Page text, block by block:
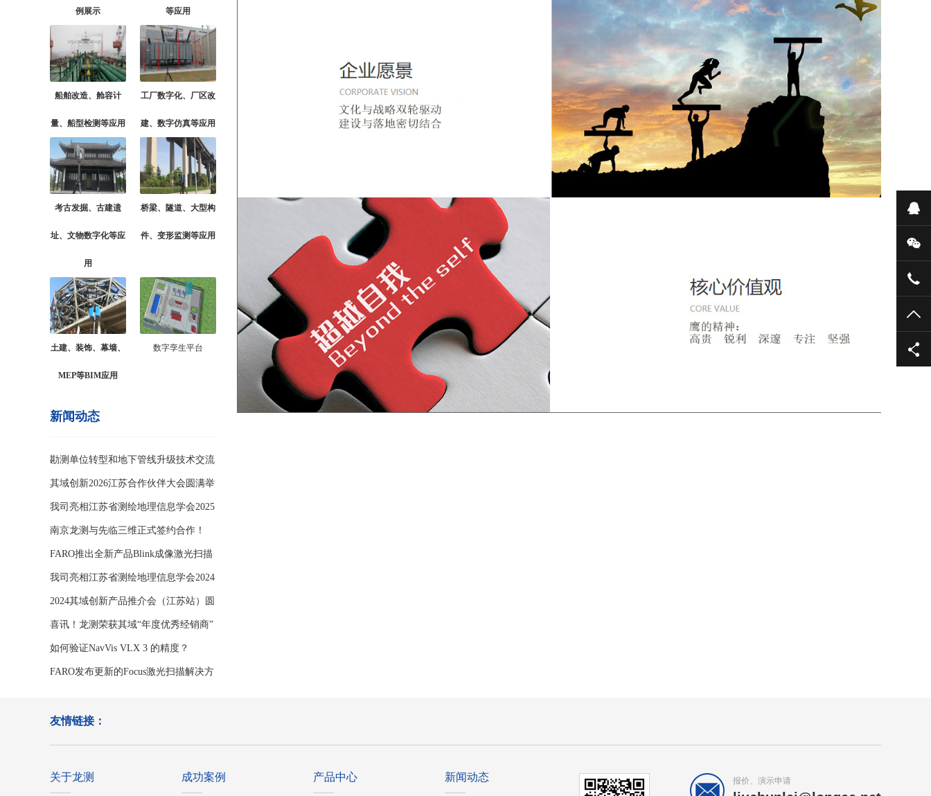
例展示 等应用
船舶改造、舱容计
量、船型检测等应用
工厂数字化、厂区改
建、数字仿真等应用
考古发掘、古建遗
址、文物数字化等应
用
桥梁、隧道、大型构
件、变形监测等应用
土建、装饰、幕墙、
MEP等BIM应用
数字孪生平台
新闻动态
勘测单位转型和地下管线升级技术交流
会
其域创新2026江苏合作伙伴大会圆满举
办
我司亮相江苏省测绘地理信息学会2025
年学
南京龙测与先临三维正式签约合作！
FARO推出全新产品Blink成像激光扫描
仪
我司亮相江苏省测绘地理信息学会2024
年学
2024其域创新产品推介会（江苏站）圆
满举
喜讯！龙测荣获其域“年度优秀经销商”
如何验证NavVis VLX 3 的精度？
FARO发布更新的Focus激光扫描解决方
友情链接：
关于龙测 成功案例 产品中心 新闻动态 报价、演示申请
在
微